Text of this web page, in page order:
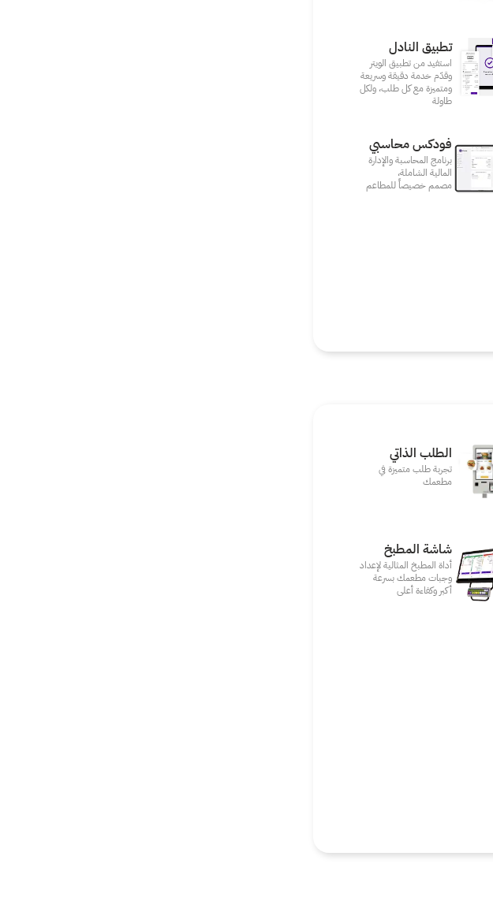
تطبيق النادل
استفيد من تطبيق الويتر
وقدّم خدمة دقيقة وسريعة
ومتميزة مع كل طلب، ولكل
طاولة
فودكس محاسبي
برنامج المحاسبة والإدارة
المالية الشاملة،
مصمم خصيصاً للمطاعم
الطلب الذاتي
تجربة طلب متميزة في
مطعمك‎
شاشة المطبخ
أداة المطبخ المثالية لإعداد
وجبات مطعمك بسرعة
أكبر وكفاءة أعلى